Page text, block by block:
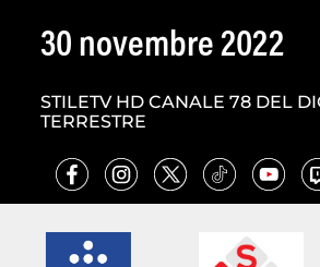
30 novembre 2022
STILETV HD CANALE 78 DEL
TERRESTRE